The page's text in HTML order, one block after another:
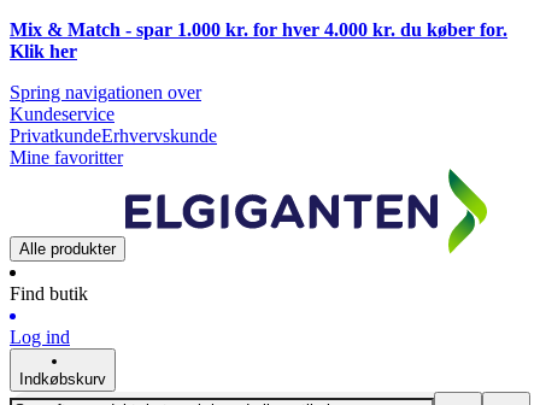
Mix & Match - spar 1.000 kr. for hver 4.000 kr. du køber for.
Klik her
Spring navigationen over
Kundeservice
PrivatkundeErhvervskunde
Mine favoritter
Alle produkter
Find butik
Log ind
Indkøbskurv